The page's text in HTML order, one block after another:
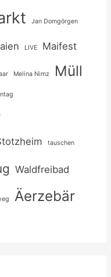
Jan Domgörgen
LIVE Maifest
Melina Nimz Müll
tauschen
Waldfreibad
Äerzebär